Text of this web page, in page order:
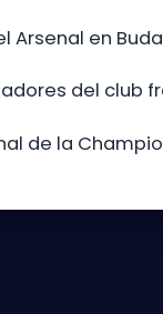
Arsenal en
del club
de la